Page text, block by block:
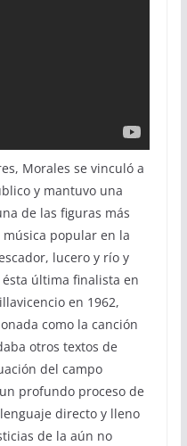
Morales se vinculó a
y mantuvo una
de las figuras más
popular en la
lucero y río y
última finalista en
en 1962,
como la canción
otros textos de
del campo
profundo proceso de
directo y lleno
de la aún no